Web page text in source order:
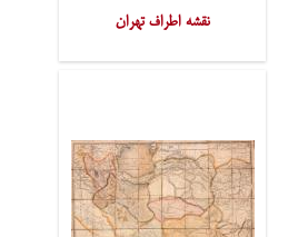
نقشه اطراف تهران